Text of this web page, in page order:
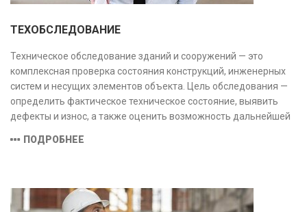
ТЕХОБСЛЕДОВАНИЕ
Техническое обследование зданий и сооружений — это
комплексная проверка состояния конструкций, инженерных
систем и несущих элементов объекта. Цель обследования —
определить фактическое техническое состояние, выявить
дефекты и износ, а также оценить возможность дальнейшей
ПОДРОБНЕЕ